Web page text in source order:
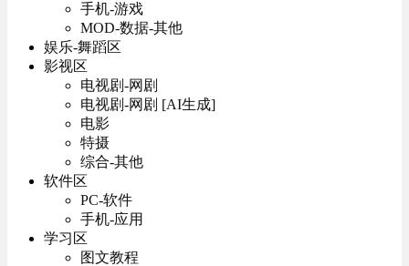
手机-游戏
MOD-数据-其他
娱乐-舞蹈区
影视区
电视剧-网剧
电视剧-网剧 [AI生成]
电影
特摄
综合-其他
软件区
PC-软件
手机-应用
学习区
图文教程